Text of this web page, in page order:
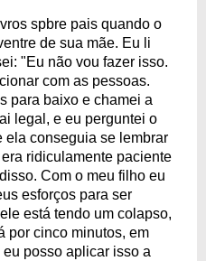
spbre pais quando o
de sua mãe. Eu li
"Eu não vou fazer isso.
com as pessoas.
para baixo e chamei a
legal, e eu perguntei o
ela conseguia se lembrar
ridiculamente paciente
Com o meu filho eu
esforços para ser
está tendo um colapso,
por cinco minutos, em
posso aplicar isso a